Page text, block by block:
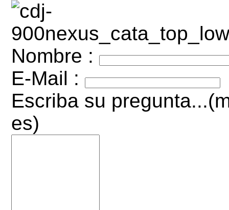
Nombre :
E-Mail :
Escriba su
es)